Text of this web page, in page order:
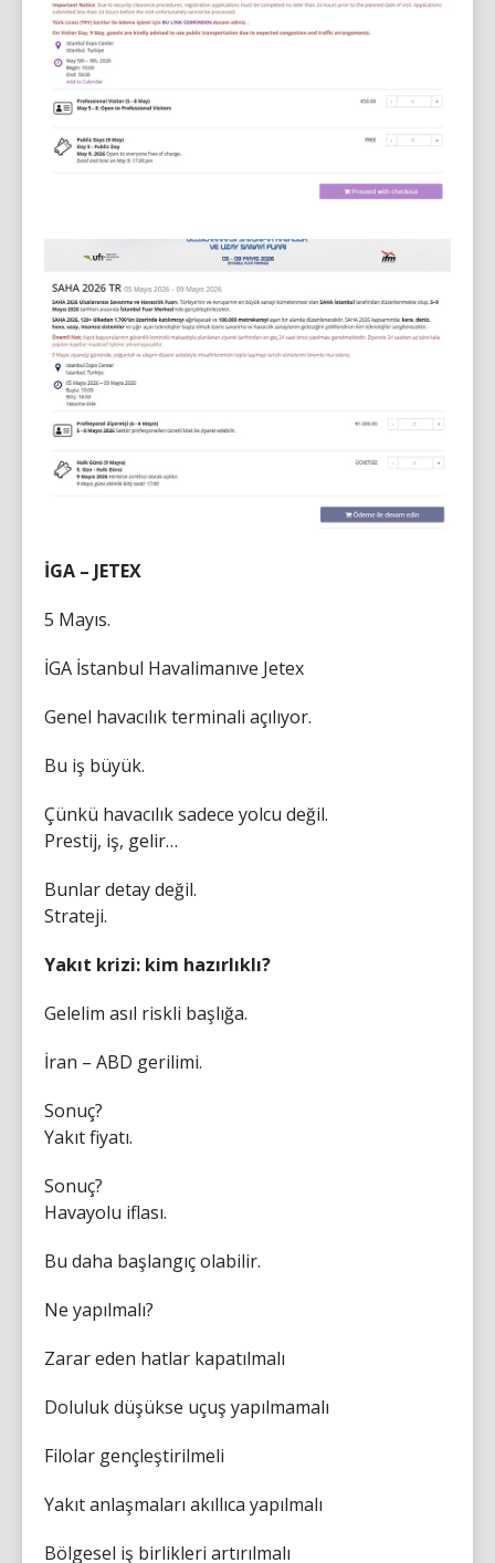
İGA – JETEX
5 Mayıs.
İGA İstanbul Havalimanıve Jetex
Genel havacılık terminali açılıyor.
Bu iş büyük.
Çünkü havacılık sadece yolcu değil.
Prestij, iş, gelir…
Bunlar detay değil.
Strateji.
Yakıt krizi: kim hazırlıklı?
Gelelim asıl riskli başlığa.
İran – ABD gerilimi.
Sonuç?
Yakıt fiyatı.
Sonuç?
Havayolu iflası.
Bu daha başlangıç olabilir.
Ne yapılmalı?
Zarar eden hatlar kapatılmalı
Doluluk düşükse uçuş yapılmamalı
Filolar gençleştirilmeli
Yakıt anlaşmaları akıllıca yapılmalı
Bölgesel iş birlikleri artırılmalı